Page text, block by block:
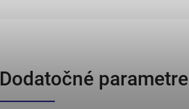
Dodatočné parametre